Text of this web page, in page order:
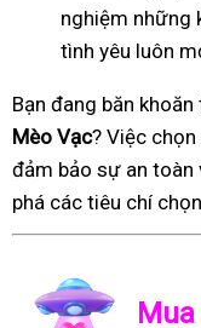
nghiệm những
tình yêu luôn
Bạn đang băn
Mèo Vạc? Việc
đảm bảo sự an toàn
phá các tiêu chí